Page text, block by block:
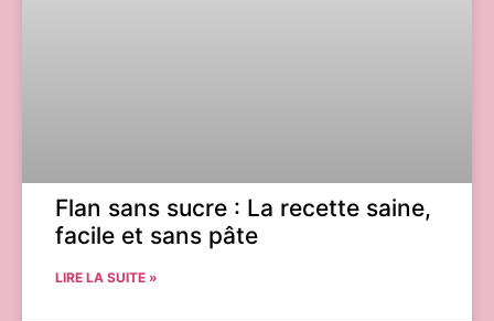
Flan sans sucre : La recette saine,
facile et sans pâte
LIRE LA SUITE »